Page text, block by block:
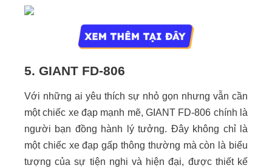
5. GIANT FD-806
Với những ai yêu thích sự nhỏ gọn nhưng vẫn cần
một chiếc xe đạp mạnh mẽ, GIANT FD-806 chính là
người bạn đồng hành lý tưởng. Đây không chỉ là
một chiếc xe đạp gấp thông thường mà còn là biểu
tượng của sự tiện nghi và hiện đại, được thiết kế